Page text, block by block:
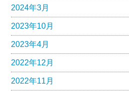
2024年3月
2023年10月
2023年4月
2022年12月
2022年11月